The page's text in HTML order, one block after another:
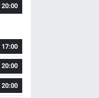
20:00
17:00
20:00
20:00